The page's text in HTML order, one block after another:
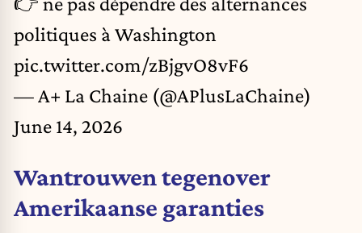
politiques à Washington
pic.twitter.com/zBjgvO8vF6
— A+ La Chaine (@APlusLaChaine)
June 14, 2026
Wantrouwen tegenover
Amerikaanse garanties